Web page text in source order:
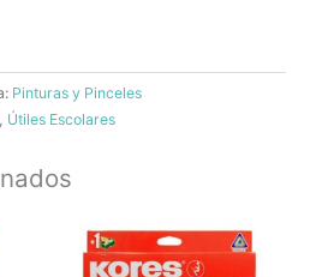
Pinturas y Pinceles
Útiles Escolares